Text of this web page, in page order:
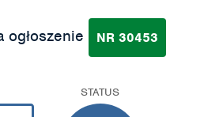
ogłoszenie NR 30453
STATUS